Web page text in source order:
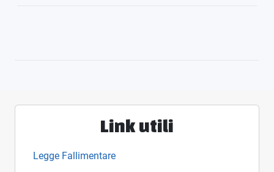
Link utili
Legge Fallimentare